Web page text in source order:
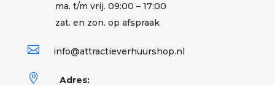
ma. t/m vrij. 09:00 – 17:00
zat. en zon. op afspraak
 info@attractieverhuurshop.nl
 Adres: